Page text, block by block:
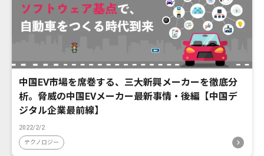
中国EV市場を席巻する、三大新興メーカーを徹底分
析。脅威の中国EVメーカー最新事情・後編【中国デ
ジタル企業最前線】
2022/2/2
テクノロジー